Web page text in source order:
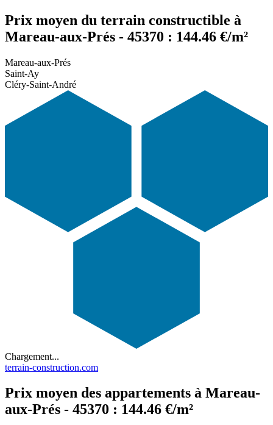
Prix moyen du terrain constructible à
Mareau-aux-Prés - 45370 : 144.46 €/m²
Mareau-aux-Prés
Saint-Ay
Cléry-Saint-André
Chargement...
terrain-construction.com
Prix moyen des appartements à Mareau-
aux-Prés - 45370 : 144.46 €/m²